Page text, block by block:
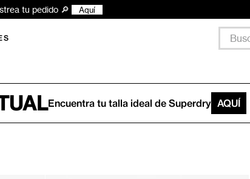
tu pedido 🔎 Aquí
Buscar
Encuentra tu talla ideal de Superdry AQUÍ